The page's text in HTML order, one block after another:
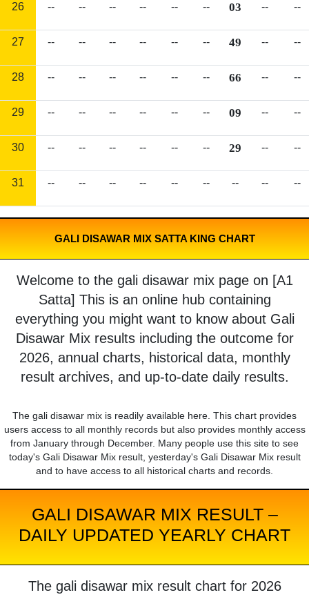
26 -- -- -- -- -- -- 03 -- --
27 -- -- -- -- -- -- 49 -- --
28 -- -- -- -- -- -- 66 -- --
29 -- -- -- -- -- -- 09 -- --
30 -- -- -- -- -- -- 29 -- --
31 -- -- -- -- -- -- -- -- --
GALI DISAWAR MIX SATTA KING CHART
Welcome to the gali disawar mix page on [A1
Satta] This is an online hub containing
everything you might want to know about Gali
Disawar Mix results including the outcome for
2026, annual charts, historical data, monthly
result archives, and up-to-date daily results.
The gali disawar mix is readily available here. This chart provides
users access to all monthly records but also provides monthly access
from January through December. Many people use this site to see
today's Gali Disawar Mix result, yesterday's Gali Disawar Mix result
and to have access to all historical charts and records.
GALI DISAWAR MIX RESULT –
DAILY UPDATED YEARLY CHART
The gali disawar mix result chart for 2026